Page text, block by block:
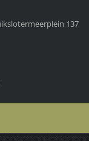
137